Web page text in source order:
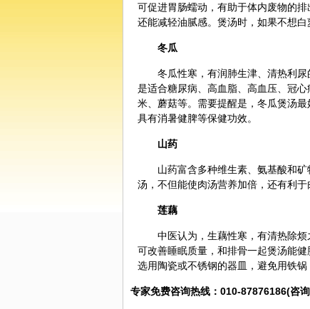
可促进胃肠蠕动，有助于体内废物的
还能减轻油腻感。煲汤时，如果不想白
冬瓜
冬瓜性寒，有润肺生津、清热利
是适合糖尿病、高血脂、高血压、冠心
米、 蘑菇等。需要提醒是，冬瓜煲汤
具有消暑健脾等保健功效。
山药
山药富含多种维生素、氨基酸和
汤，不但能使肉汤营养加倍，还有利
莲藕
中医认为，生藕性寒，有清热除
可改善睡眠质量，和排骨一起煲汤能
选用陶瓷或不锈钢的器皿，避免用铁
专家免费咨询热线：010-87876186(咨